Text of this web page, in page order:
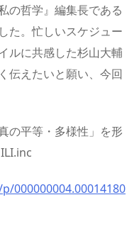
の哲学』編集長である
た。忙しいスケジュー
ルに共感した杉山大輔
伝えたいと願い、今回
の平等・多様性」を形